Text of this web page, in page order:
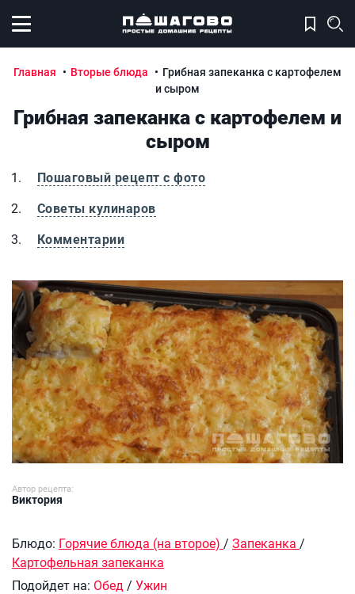
Открыть меню
Главная Вторые блюда
Грибная запеканка с картофелем
и сыром
Грибная запеканка с картофелем и
сыром
Пошаговый рецепт с фото
Советы кулинаров
Комментарии
Грибная запеканка с картофелем и сыром
Автор рецепта:
Виктория
Блюдо: Горячие блюда (на второе) / Запеканка /
Картофельная запеканка
Подойдет на: Обед / Ужин